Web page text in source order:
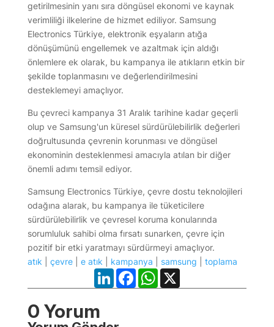
getirilmesinin yanı sıra döngüsel ekonomi ve kaynak
verimliliği ilkelerine de hizmet ediliyor. Samsung
Electronics Türkiye, elektronik eşyaların atığa
dönüşümünü engellemek ve azaltmak için aldığı
önlemlere ek olarak, bu kampanya ile atıkların etkin bir
şekilde toplanmasını ve değerlendirilmesini
desteklemeyi amaçlıyor.
Bu çevreci kampanya 31 Aralık tarihine kadar geçerli
olup ve Samsung'un küresel sürdürülebilirlik değerleri
doğrultusunda çevrenin korunması ve döngüsel
ekonominin desteklenmesi amacıyla atılan bir diğer
önemli adımı temsil ediyor.
Samsung Electronics Türkiye, çevre dostu teknolojileri
odağına alarak, bu kampanya ile tüketicilere
sürdürülebilirlik ve çevresel koruma konularında
sorumluluk sahibi olma fırsatı sunarken, çevre için
pozitif bir etki yaratmayı sürdürmeyi amaçlıyor.
atık
çevre| e atık kampanya samsung
toplama
LinkedInFacebookWhatsApp
X
0 Yorum